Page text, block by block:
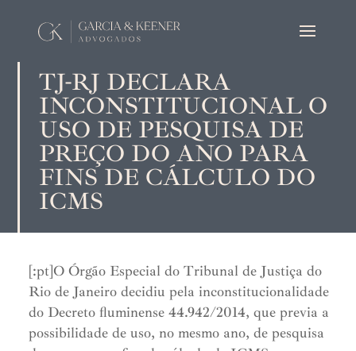
TJ-RJ DECLARA
INCONSTITUCIONAL O
USO DE PESQUISA DE
PREÇO DO ANO PARA
FINS DE CÁLCULO DO
ICMS
[:pt]O Órgão Especial do Tribunal de Justiça do
Rio de Janeiro decidiu pela inconstitucionalidade
do Decreto fluminense 44.942/2014, que previa a
possibilidade de uso, no mesmo ano, de pesquisa